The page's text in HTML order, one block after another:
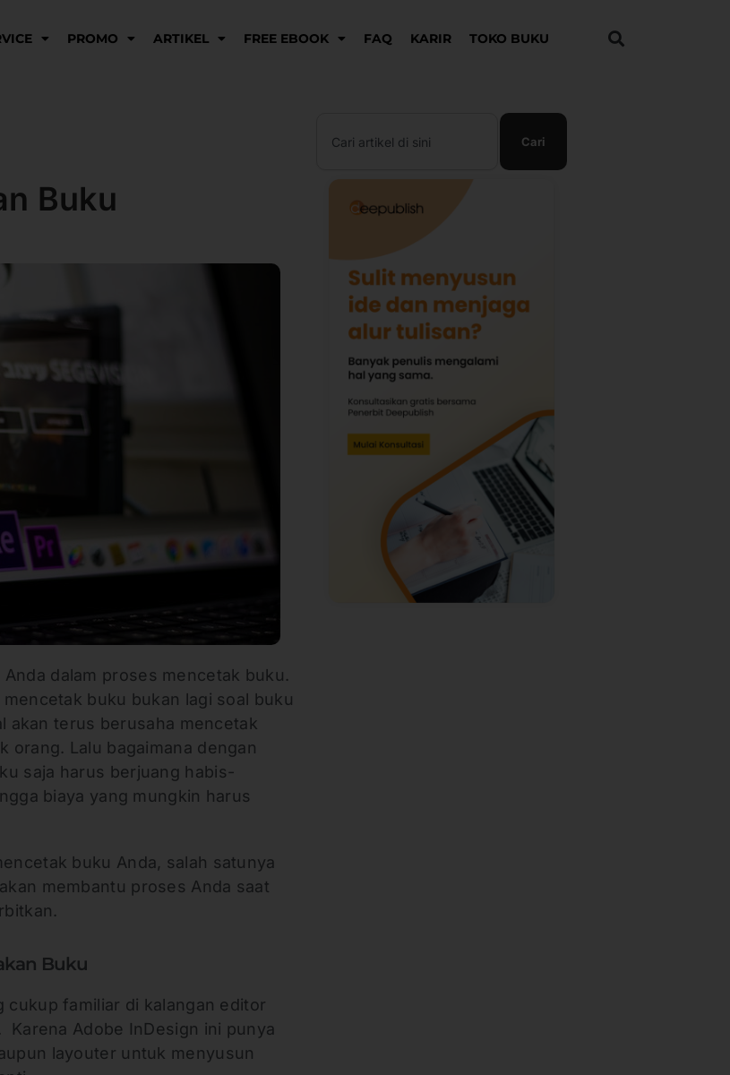
PROMO ARTIKEL FREE EBOOK FAQ KARIR TOKO BUKU
Buku
dalam proses mencetak buku.
buku bukan lagi soal buku
akan terus berusaha mencetak
orang. Lalu bagaimana dengan
saja harus berjuang habis-
biaya yang mungkin harus
buku Anda, salah satunya
membantu proses Anda saat
Buku
cukup familiar di kalangan editor
Adobe InDesign ini punya
layouter untuk menyusun
Cari